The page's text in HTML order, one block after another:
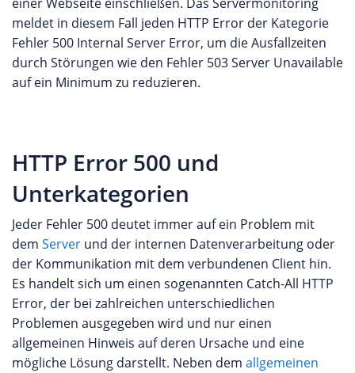
meldet in diesem Fall jeden HTTP Error der Kategorie
Fehler 500 Internal Server Error, um die Ausfallzeiten
durch Störungen wie den Fehler 503 Server Unavailable
auf ein Minimum zu reduzieren.
HTTP Error 500 und
Unterkategorien
Jeder Fehler 500 deutet immer auf ein Problem mit
dem Server und der internen Datenverarbeitung oder
der Kommunikation mit dem verbundenen Client hin.
Es handelt sich um einen sogenannten Catch-All HTTP
Error, der bei zahlreichen unterschiedlichen
Problemen ausgegeben wird und nur einen
allgemeinen Hinweis auf deren Ursache und eine
mögliche Lösung darstellt. Neben dem allgemeinen